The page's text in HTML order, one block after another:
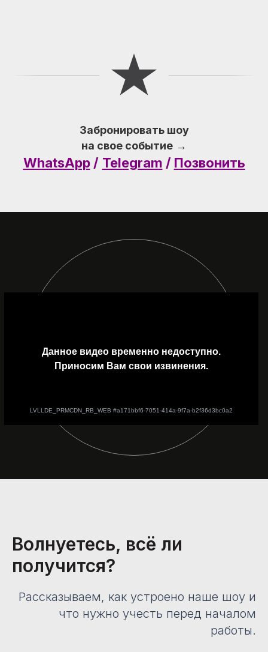
Забронировать шоу
на свое событие →
WhatsApp/ Telegram / Позвонить
Волнуетесь, всё ли
получится?
Рассказываем, как устроено наше шоу и
что нужно учесть перед началом
работы.